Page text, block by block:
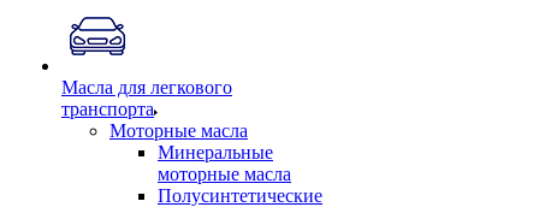
Масла для легкового
транспорта
Моторные масла
Минеральные
моторные масла
Полусинтетические